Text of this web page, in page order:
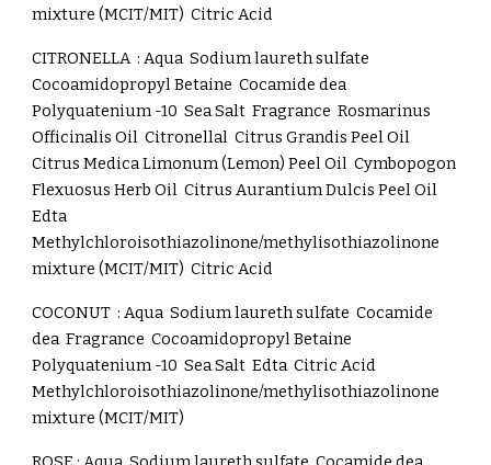
mixture (MCIT/MIT) Citric Acid
CITRONELLA :Aqua Sodium laureth sulfate
Cocoamidopropyl Betaine Cocamide dea
Polyquatenium -10 Sea Salt Fragrance Rosmarinus
Officinalis Oil Citronellal Citrus Grandis Peel Oil
Citrus Medica Limonum (Lemon) Peel Oil Cymbopogon
Flexuosus Herb Oil Citrus Aurantium Dulcis Peel Oil
Edta
Methylchloroisothiazolinone/methylisothiazolinone
mixture (MCIT/MIT) Citric Acid
COCONUT :Aqua Sodium laureth sulfate Cocamide
dea Fragrance Cocoamidopropyl Betaine
Polyquatenium -10 Sea Salt Edta Citric Acid
Methylchloroisothiazolinone/methylisothiazolinone
mixture (MCIT/MIT)